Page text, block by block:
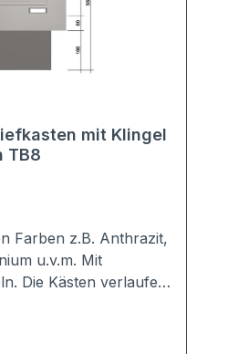
mit Klingel
TB8
Farben z.B. Anthrazit,
u.v.m. Mit
Die Kästen verlaufen